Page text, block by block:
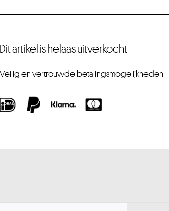
Dit artikel is helaas uitverkocht
Veilig en vertrouwde betalingsmogelijkheden